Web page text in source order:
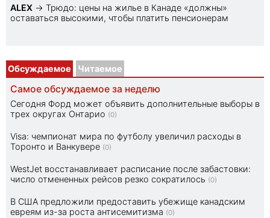
ALEX → Трюдо: цены на жилье в Канаде «должны»
оставаться высокими, чтобы платить пенсионерам
Обсуждаемое Читаемое
Самое обсуждаемое за неделю
Сегодня Форд может объявить дополнительные выборы в
трех округах Онтарио (0)
Visa: чемпионат мира по футболу увеличил расходы в
Торонто и Ванкувере (0)
WestJet восстанавливает расписание после забастовки:
число отмененных рейсов резко сократилось (0)
В США предложили предоставить убежище канадским
евреям из-за роста антисемитизма (0)